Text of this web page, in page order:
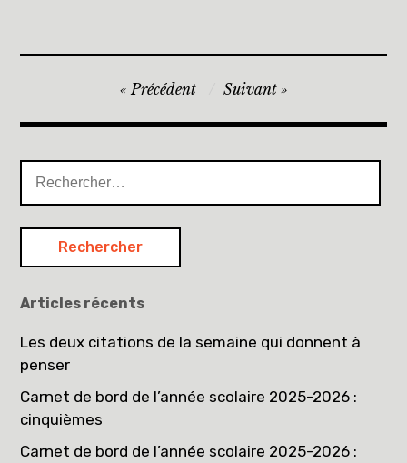
Précédent Suivant
Articles récents
Les deux citations de la semaine qui donnent à
penser
Carnet de bord de l’année scolaire 2025-2026 :
cinquièmes
Carnet de bord de l’année scolaire 2025-2026 :